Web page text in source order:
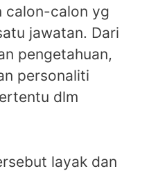
calon-calon yg
jawatan. Dari
pengetahuan,
personaliti
dlm
layak dan